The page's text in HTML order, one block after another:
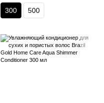
300 500